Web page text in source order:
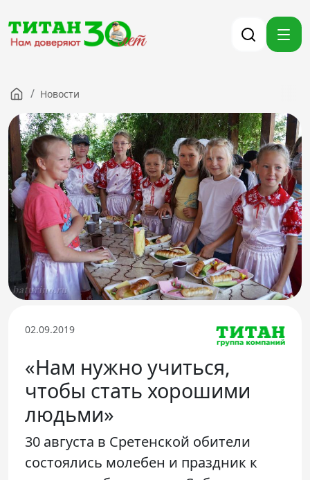
Компания
Партнерам
Тендеры
Вакансии
Новости
Контакты
Версия для слабовидящих
8 (3012) 411-099
/ Новости
02.09.2019
«Нам нужно учиться,
чтобы стать хорошими
людьми»
30 августа в Сретенской обители
состоялись молебен и праздник к